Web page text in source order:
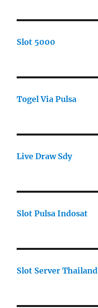
Slot 5000
Togel Via Pulsa
Live Draw Sdy
Slot Pulsa Indosat
Slot Server Thailand